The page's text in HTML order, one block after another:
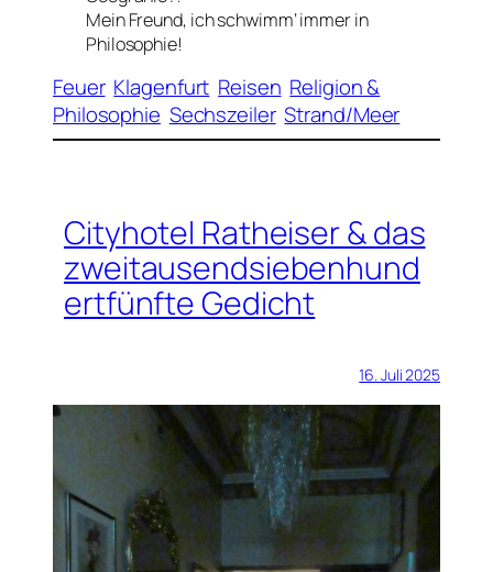
Mein Freund, ich schwimm‘ immer in
Philosophie!
Feuer Klagenfurt Reisen Religion &
Philosophie Sechszeiler Strand/Meer
Cityhotel Ratheiser & das
zweitausendsiebenhund
ertfünfte Gedicht
16. Juli 2025